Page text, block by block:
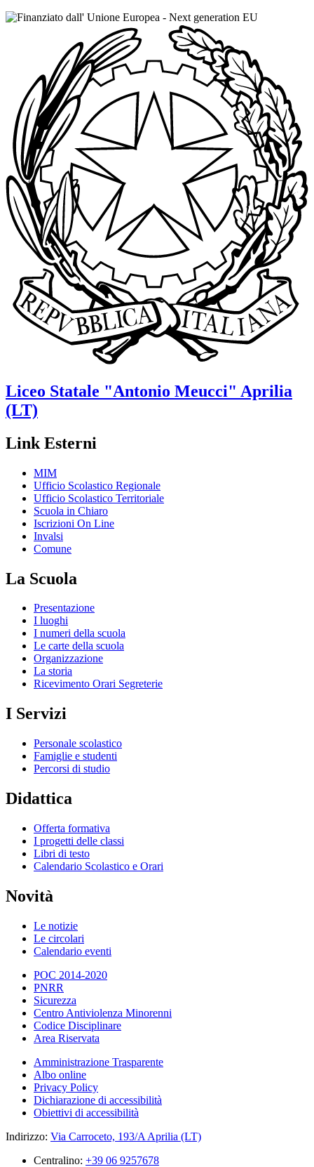
Liceo Statale "Antonio Meucci" Aprilia
(LT)
Link Esterni
MIM
Ufficio Scolastico Regionale
Ufficio Scolastico Territoriale
Scuola in Chiaro
Iscrizioni On Line
Invalsi
Comune
La Scuola
Presentazione
I luoghi
I numeri della scuola
Le carte della scuola
Organizzazione
La storia
Ricevimento Orari Segreterie
I Servizi
Personale scolastico
Famiglie e studenti
Percorsi di studio
Didattica
Offerta formativa
I progetti delle classi
Libri di testo
Calendario Scolastico e Orari
Novità
Le notizie
Le circolari
Calendario eventi
POC 2014-2020
PNRR
Sicurezza
Centro Antiviolenza Minorenni
Codice Disciplinare
Area Riservata
Amministrazione Trasparente
Albo online
Privacy Policy
Dichiarazione di accessibilità
Obiettivi di accessibilità
Indirizzo: Via Carroceto, 193/A Aprilia (LT)
Centralino: +39 06 9257678